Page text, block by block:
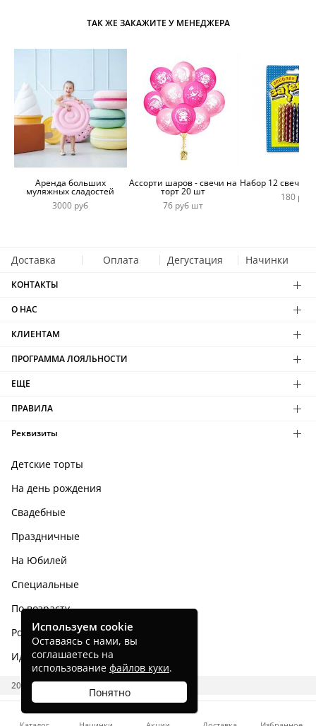
ТАК ЖЕ ЗАКАЖИТЕ У МЕНЕДЖЕРА
Аренда больших
муляжных сладостей
3000 руб
Ассорти шаров - свечи на
торт 20 шт
76 руб шт
Набор 12 свечей
180 руб
Доставка Оплата Дегустация Начинки
КОНТАКТЫ
О НАС
КЛИЕНТАМ
ПРОГРАММА ЛОЯЛЬНОСТИ
ЕЩЕ
ПРАВИЛА
Реквизиты
Детские торты
На день рождения
Свадебные
Праздничные
На Юбилей
Специальные
По возрасту
Родным и близким
Идеи тортов
2026 CAKES.RU
Используем cookie
Оставаясь с нами, вы
соглашаетесь на
использование файлов куки.
Понятно